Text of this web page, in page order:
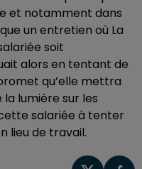
et notamment dans
un entretien où La
soit
alors en tentant de
qu’elle mettra
lumière sur les
salariée à tenter
lieu de travail.